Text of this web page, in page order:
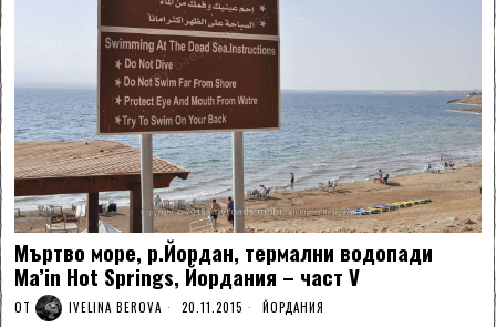
Мъртво море, р.Йордан, термални водопади
Ma’in Hot Springs, Йордания – част V
ОТ IVELINA BEROVA 20.11.2015 ЙОРДАНИЯ